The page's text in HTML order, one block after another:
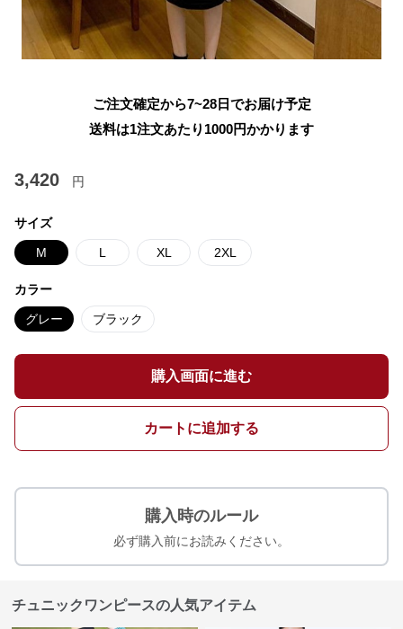
ご注文確定から7~28日でお届け予定
送料は1注文あたり 1000円かかります
3,420 円
サイズ
M L XL 2XL
カラー
グレー ブラック
購入画面に進む
カートに追加する
購入時のルール
必ず購入前にお読みください。
チュニックワンピースの人気アイテム